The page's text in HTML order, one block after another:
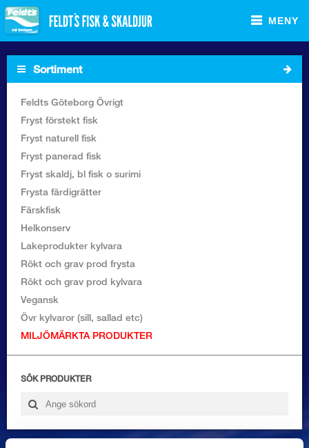
MENY
Sortiment Foodservice
Sortiment Butik
Recept
Sortiment
Feldts Göteborg Övrigt
Fryst förstekt fisk
Fryst naturell fisk
Fryst panerad fisk
Fryst skaldj, bl fisk o surimi
Frysta färdigrätter
Färskfisk
Helkonserv
Lakeprodukter kylvara
Rökt och grav prod frysta
Rökt och grav prod kylvara
Vegansk
Övr kylvaror (sill, sallad etc)
MILJÖMÄRKTA PRODUKTER
SÖK PRODUKTER